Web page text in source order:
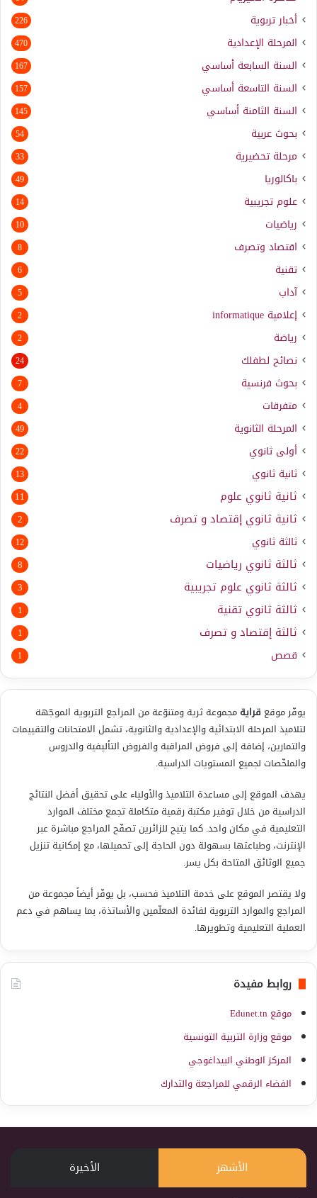
أخبار تربوية 226
المرحلة الإعدادية 470
السنة السابعة أساسي 167
السنة التاسعة أساسي 157
السنة الثامنة أساسي 145
بحوث عربية 54
مرحلة تحضيرية 33
باكالوريا 49
علوم تجريبية 14
رياضيات 10
اقتصاد وتصرف 8
تقنية 6
آداب 5
إعلامية informatique
2
رياضة 2
نصائح لطفلك 24
بحوث فرنسية 7
متفرقات 4
المرحلة الثانوية 49
أولى ثانوي 22
ثانية ثانوي 13
ثانية ثانوي علوم 11
ثانية ثانوي إقتصاد و تصرف 2
ثالثة ثانوي 12
ثالثة ثانوي رياضيات 8
ثالثة ثانوي علوم تجريبية 3
ثالثة ثانوي تقنية 1
ثالثة إقتصاد و تصرف 1
قصص 1
يوفّر موقع قرايةمجموعة ثرية ومتنوّعة من المراجع التربوية الموجّهة
لتلاميذ المرحلة الابتدائية والإعدادية والثانوية، تشمل الامتحانات والتقييمات
والتمارين، إضافة إلى فروض المراقبة والفروض التأليفية والدروس
والملخّصات لجميع المستويات الدراسية.
يهدف الموقع إلى مساعدة التلاميذ والأولياء على تحقيق أفضل النتائج
الدراسية من خلال توفير مكتبة رقمية متكاملة تجمع مختلف الموارد
التعليمية في مكان واحد. كما يتيح للزائرين تصفّح المراجع مباشرة عبر
الإنترنت، وطباعتها بسهولة دون الحاجة إلى تحميلها، مع إمكانية تنزيل
جميع الوثائق المتاحة بكل يسر.
ولا يقتصر الموقع على خدمة التلاميذ فحسب، بل يوفّر أيضاً مجموعة من
المراجع والموارد التربوية لفائدة المعلّمين والأساتذة، بما يساهم في دعم
العملية التعليمية وتطويرها.
روابط مفيدة
موقع Edunet.tn
موقع وزارة التربية التونسية
المركز الوطني البيداغوجي
الفضاء الرقمي للمراجعة والتدارك
الأشهر الأخيرة